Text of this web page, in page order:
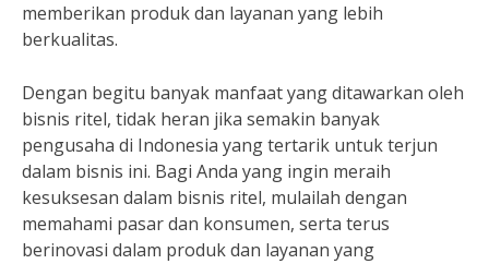
memberikan produk dan layanan yang lebih
berkualitas.
Dengan begitu banyak manfaat yang ditawarkan oleh
bisnis ritel, tidak heran jika semakin banyak
pengusaha di Indonesia yang tertarik untuk terjun
dalam bisnis ini. Bagi Anda yang ingin meraih
kesuksesan dalam bisnis ritel, mulailah dengan
memahami pasar dan konsumen, serta terus
berinovasi dalam produk dan layanan yang